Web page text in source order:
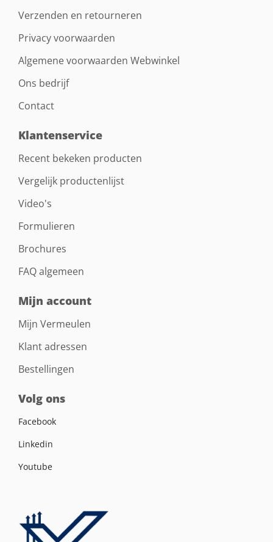
Verzenden en retourneren
Privacy voorwaarden
Algemene voorwaarden Webwinkel
Ons bedrijf
Contact
Klantenservice
Recent bekeken producten
Vergelijk productenlijst
Video's
Formulieren
Brochures
FAQ algemeen
Mijn account
Mijn Vermeulen
Klant adressen
Bestellingen
Volg ons
Facebook
Linkedin
Youtube